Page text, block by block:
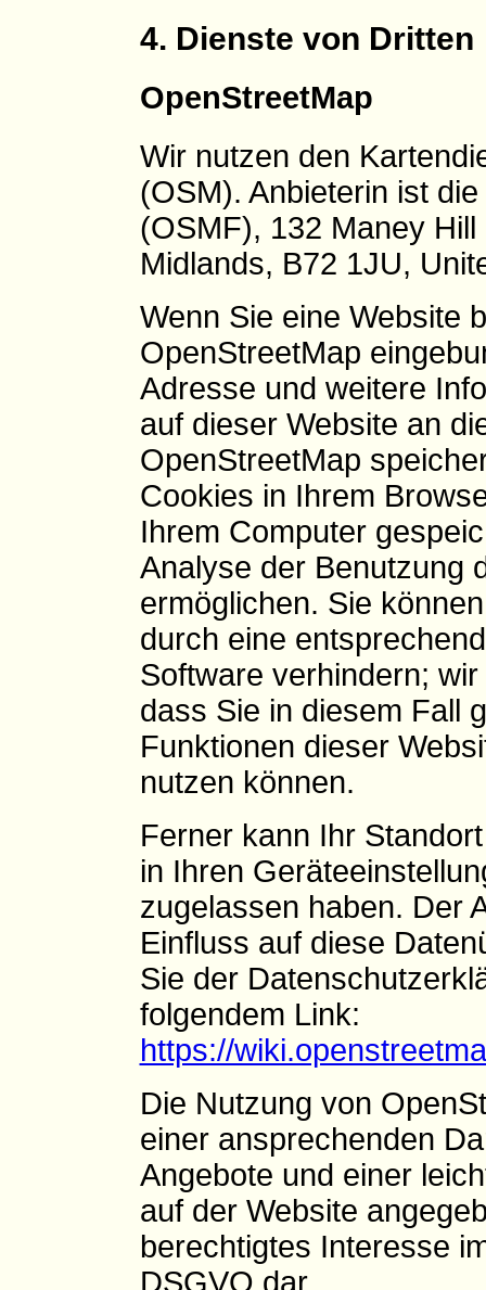
4. Dienste von Dritten
OpenStreetMap
Wir nutzen den
(OSM). Anbieterin ist
(OSMF), 132 Maney
Midlands, B72 1JU,
Wenn Sie eine Website
OpenStreetMap
Adresse und weitere
auf dieser Website an
OpenStreetMap
Cookies in Ihrem
Ihrem Computer
Analyse der Benutzung
ermöglichen. Sie
durch eine
Software verhindern;
dass Sie in diesem Fall
Funktionen dieser
nutzen können.
Ferner kann Ihr
in Ihren
zugelassen haben. Der
Einfluss auf diese
Sie der
folgendem Link:
https://
Die Nutzung von
einer ansprechenden
Angebote und einer
auf der Website
berechtigtes Interesse
DSGVO dar.